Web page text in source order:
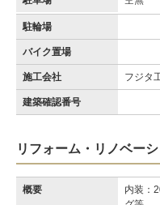
駐輪場
バイク置場
施工会社 フジタ
建築確認番号
リフォーム・リノベー
概要
内装：